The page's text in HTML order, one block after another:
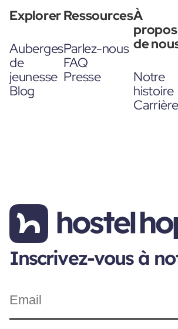
Explorer
Auberges
de
jeunesse
Blog
Ressources
Parlez-nous
FAQ
Presse
À
propos
de
Notre
histoire
Inscrivez-vous à